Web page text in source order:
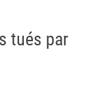
tués par